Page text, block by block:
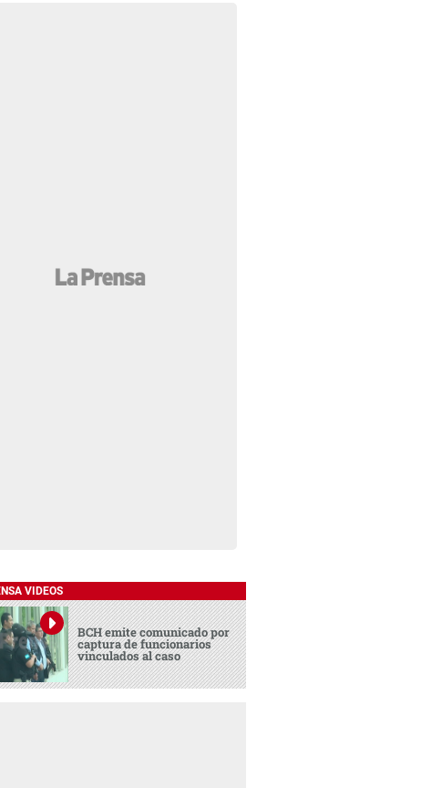
VIDEOS
BCH emite comunicado por
captura de funcionarios
vinculados al caso